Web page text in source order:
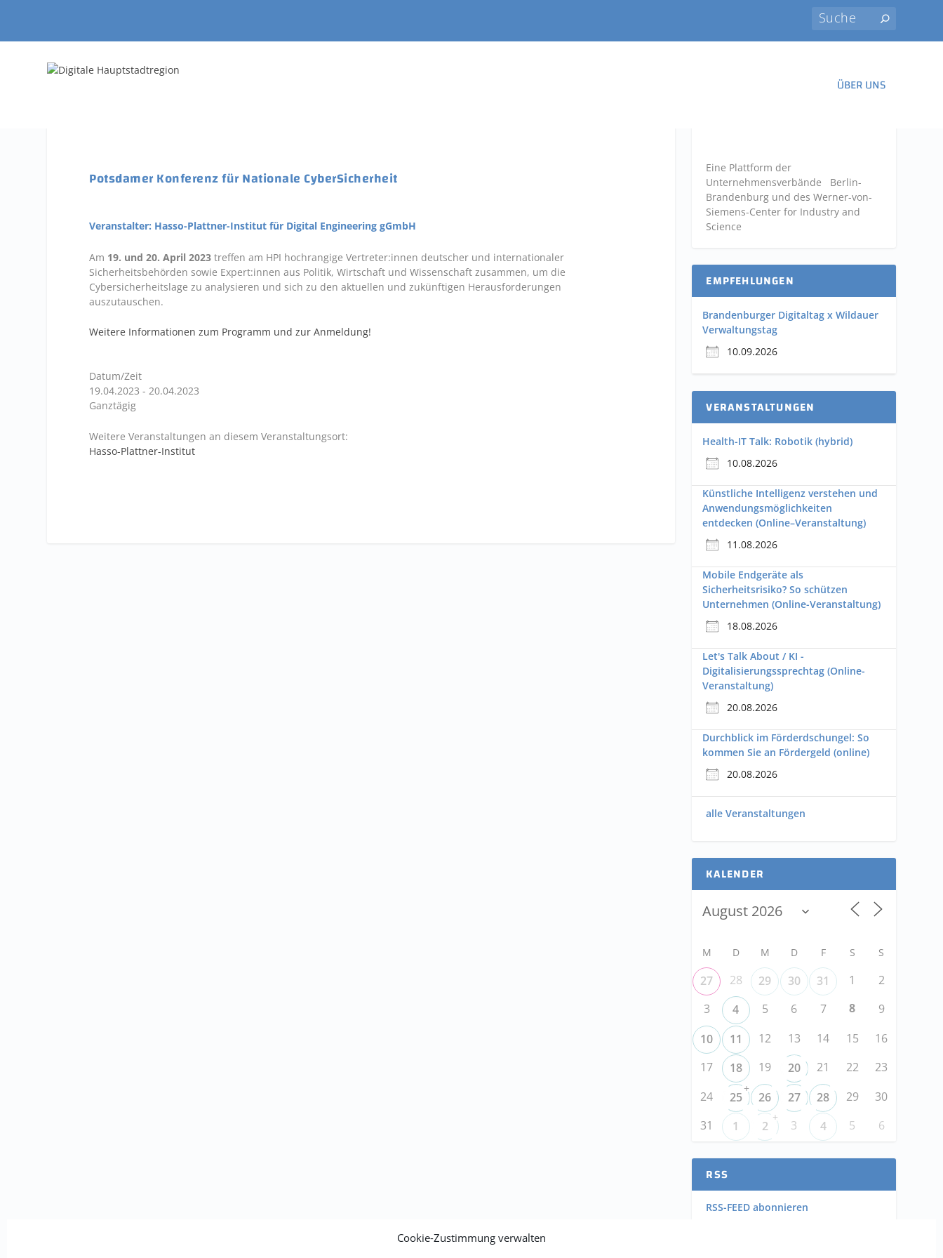
Cookie-Zustimmung verwalten
ÜBER UNS
Potsdamer Konferenz für Nationale CyberSicherheit
Veranstalter: Hasso-Plattner-Institut für Digital Engineering gGmbH
Am 19. und 20. April 2023 treffen am HPI hochrangige Vertreter:innen deutscher und internationaler
Sicherheitsbehörden sowie Expert:innen aus Politik, Wirtschaft und Wissenschaft zusammen, um die
Cybersicherheitslage zu analysieren und sich zu den aktuellen und zukünftigen Herausforderungen
auszutauschen.
Weitere Informationen zum Programm und zur Anmeldung!
Datum/Zeit
19.04.2023 - 20.04.2023
Ganztägig
Weitere Veranstaltungen an diesem Veranstaltungsort:
Hasso-Plattner-Institut
Eine Plattform der
Unternehmensverbände Berlin-
Brandenburg und des Werner-von-
Siemens-Center for Industry and
Science
EMPFEHLUNGEN
Brandenburger Digitaltag x Wildauer
Verwaltungstag
10.09.2026
VERANSTALTUNGEN
Health-IT Talk: Robotik (hybrid)
10.08.2026
Künstliche Intelligenz verstehen und
Anwendungsmöglichkeiten
entdecken (Online–Veranstaltung)
11.08.2026
Mobile Endgeräte als
Sicherheitsrisiko? So schützen
Unternehmen (Online-Veranstaltung)
18.08.2026
Let's Talk About / KI -
Digitalisierungssprechtag (Online-
Veranstaltung)
20.08.2026
Durchblick im Förderdschungel: So
kommen Sie an Fördergeld (online)
20.08.2026
alle Veranstaltungen
KALENDER
M D M D F S S
27 28 29 30 31 1
2
3
4 5 6 7 8
9
10
11 12 13 14 15
16
17
18 19 20 21 22
23
24
25
+
26 27 28 29
30
31
1 2
+
3 4 5 6
RSS
RSS-FEED abonnieren